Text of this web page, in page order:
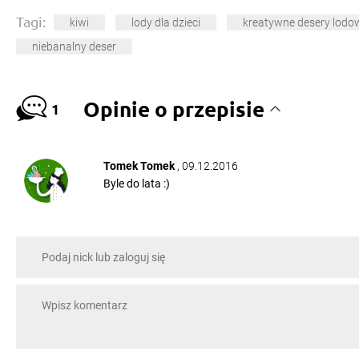
Tagi: kiwi lody dla dzieci kreatywne desery
niebanalny deser
1 Opinie o przepisie
Tomek Tomek, 09.12.2016
Byle do lata :)